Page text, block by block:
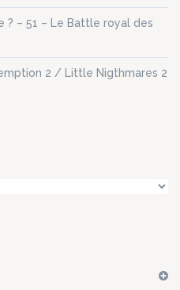
? – 51 – Le Battle royal des
2 / Little Nigthmares 2